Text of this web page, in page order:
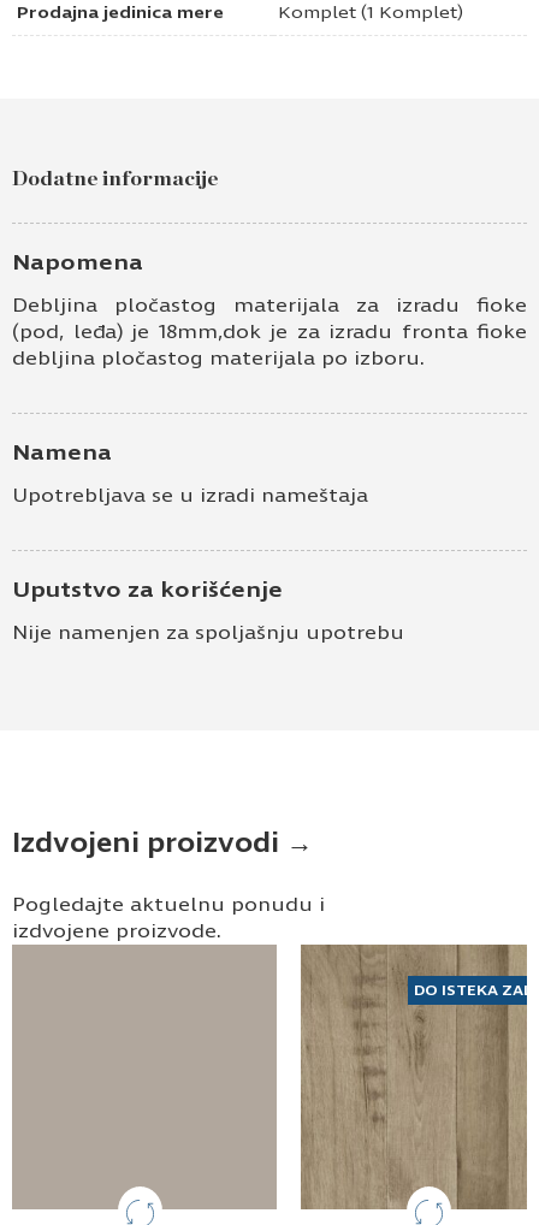
Prodajna jedinica mere Komplet (1 Komplet)
Dodatne informacije
Napomena
Debljina pločastog materijala za izradu fioke
(pod, leđa) je 18mm,dok je za izradu fronta fioke
debljina pločastog materijala po izboru.
Namena
Upotrebljava se u izradi nameštaja
Uputstvo za korišćenje
Nije namenjen za spoljašnju upotrebu
Izdvojeni proizvodi →
Pogledajte aktuelnu ponudu i
izdvojene proizvode.
DO ISTEKA